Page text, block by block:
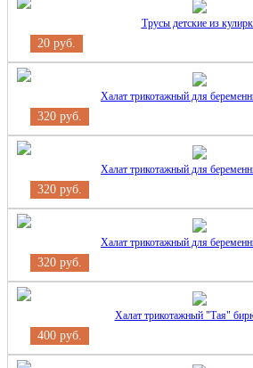
Трусы детские из
20 руб.
Халат трикотажный для
320 руб.
Халат трикотажный для
320 руб.
Халат трикотажный для
320 руб.
Халат трикотажный "Тая"
400 руб.